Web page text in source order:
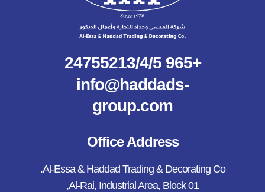
+965 24755213/4/5
info@haddads-
group.com
Office Address
Al-Essa & Haddad Trading & Decorating Co.
Al-Rai, Industrial Area, Block 01,